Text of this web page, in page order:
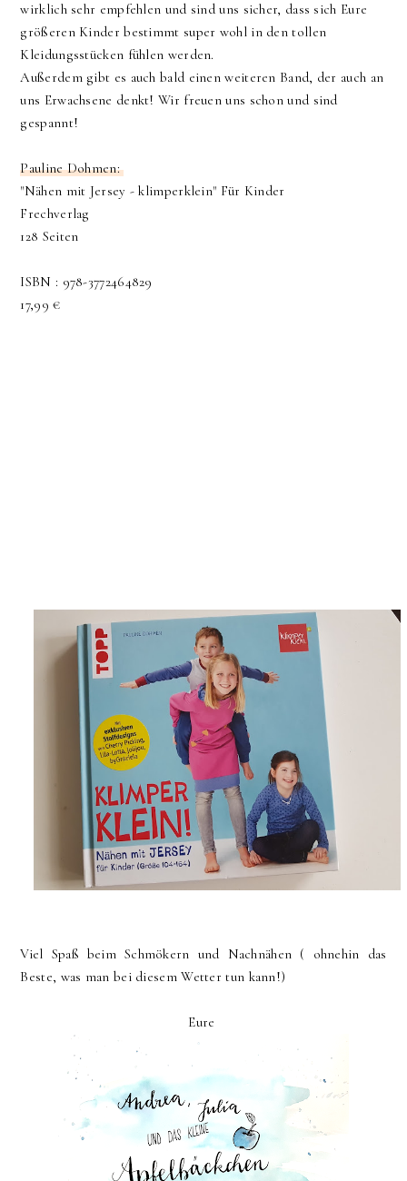
wirklich sehr empfehlen und sind uns sicher, dass sich Eure
größeren Kinder bestimmt super wohl in den tollen
Kleidungsstücken fühlen werden.
Außerdem gibt es auch bald einen weiteren Band, der auch an
uns Erwachsene denkt! Wir freuen uns schon und sind
gespannt!
Pauline Dohmen:
"Nähen mit Jersey - klimperklein" Für Kinder
Frechverlag
128 Seiten
ISBN : 978-3772464829
17,99 €
Viel Spaß beim Schmökern und Nachnähen ( ohnehin das
Beste, was man bei diesem Wetter tun kann!)
Eure